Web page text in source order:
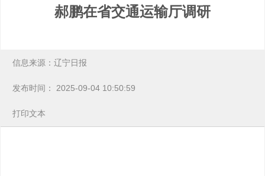
郝鹏在省交通运输厅调研
信息来源：辽宁日报
发布时间： 2025-09-04 10:50:59
打印文本